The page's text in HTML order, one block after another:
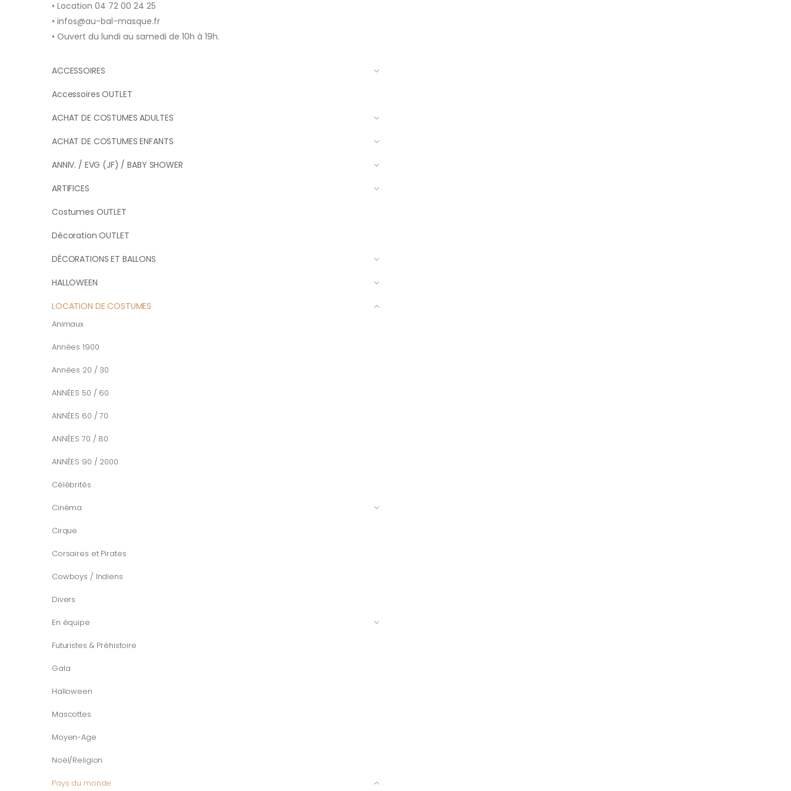
• Location 04 72 00 24 25
• infos@au-bal-masque.fr
• Ouvert du lundi au samedi de 10h à 19h.
ACCESSOIRES
Accessoires OUTLET
ACHAT DE COSTUMES ADULTES
ACHAT DE COSTUMES ENFANTS
ANNIV. / EVG (JF) / BABY SHOWER
ARTIFICES
Costumes OUTLET
Décoration OUTLET
DÉCORATIONS ET BALLONS
HALLOWEEN
LOCATION DE COSTUMES
Animaux
Années 1900
Années 20 / 30
ANNÉES 50 / 60
ANNÉES 60 / 70
ANNÉES 70 / 80
ANNÉES 90 / 2000
Célébrités
Cinéma
Cirque
Corsaires et Pirates
Cowboys / Indiens
Divers
En équipe
Futuristes & Préhistoire
Gala
Halloween
Mascottes
Moyen-Age
Noël/Religion
Pays du monde